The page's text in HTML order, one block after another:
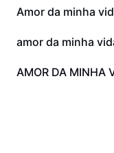
destacar seu
de personalização
para celebrar e
483,1 mil
Amor da minha
20,4 mil
amor da minha
322
AMOR DA MINHA